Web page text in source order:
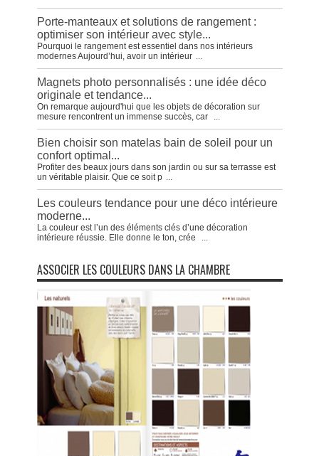
Porte-manteaux et solutions de rangement :
optimiser son intérieur avec style...
Pourquoi le rangement est essentiel dans nos intérieurs
modernes Aujourd’hui, avoir un intérieur ...
Magnets photo personnalisés : une idée déco
originale et tendance...
On remarque aujourd'hui que les objets de décoration sur
mesure rencontrent un immense succès, car
...
Bien choisir son matelas bain de soleil pour un
confort optimal...
Profiter des beaux jours dans son jardin ou sur sa terrasse est
un véritable plaisir. Que ce soit p ...
Les couleurs tendance pour une déco intérieure
moderne...
La couleur est l’un des éléments clés d’une décoration
intérieure réussie. Elle donne le ton, crée
...
ASSOCIER LES COULEURS DANS LA CHAMBRE